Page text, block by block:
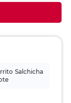
Salchicha